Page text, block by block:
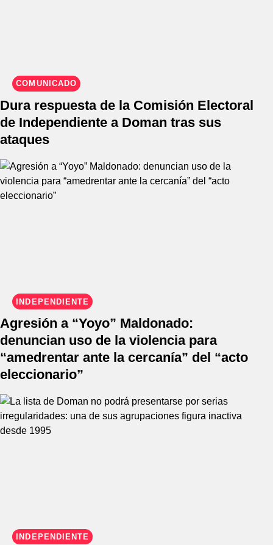
COMUNICADO
Dura respuesta de la Comisión Electoral
de Independiente a Doman tras sus
ataques
INDEPENDIENTE
Agresión a “Yoyo” Maldonado:
denuncian uso de la violencia para
“amedrentar ante la cercanía” del “acto
eleccionario”
INDEPENDIENTE